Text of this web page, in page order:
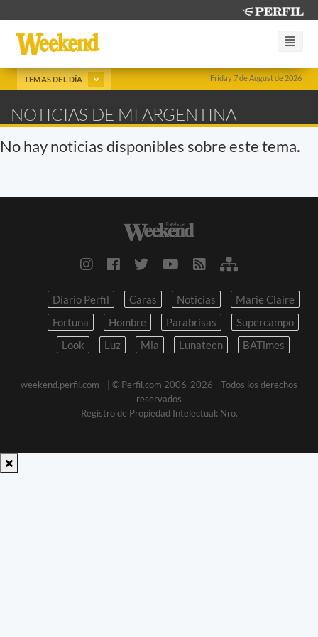
Friday 7 de August de 2026
TEMAS DEL DÍA
NOTICIAS DE MI ARGENTINA
No hay noticias disponibles sobre este tema.
Diario Perfil Caras Noticias
Marie Claire
Fortuna
Hombre Parabrisas
Supercampo
Look
Luz Mia Lunateen BATimes
weekend.perfil.com -
| © Perfil.com 2006-2026 - Todos los derechos
reservados
Registro de Propiedad Intelectual: Nro.